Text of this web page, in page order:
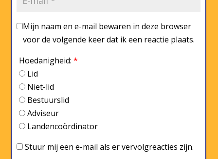
Mijn naam en e-mail bewaren in deze browser
voor de volgende keer dat ik een reactie plaats.
Hoedanigheid: *
Lid
Niet-lid
Bestuurslid
Adviseur
Landencoördinator
Stuur mij een e-mail als er vervolgreacties zijn.